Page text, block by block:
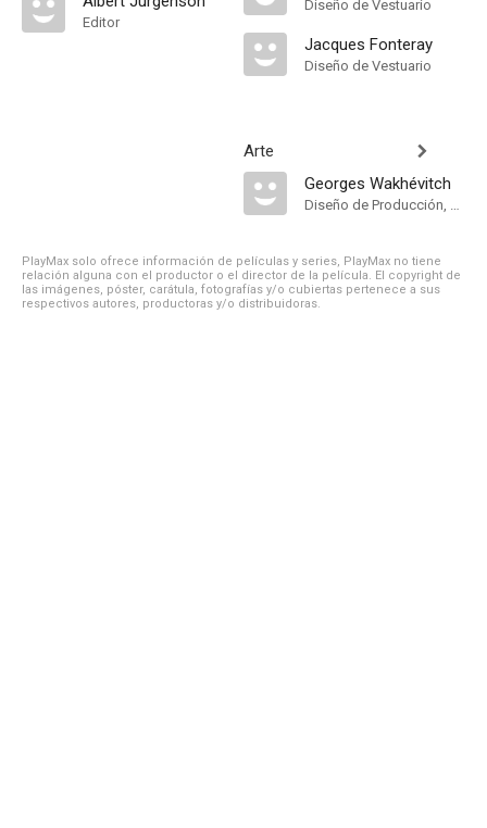
Editor
Diseño de Vestuario
Jacques Fonteray
Diseño de Vestuario
Arte
Georges Wakhévitch
Diseño de Producción, Decorados
PlayMax solo ofrece información de películas y series, PlayMax no tiene
relación alguna con el productor o el director de la película. El copyright de
las imágenes, póster, carátula, fotografías y/o cubiertas pertenece a sus
respectivos autores, productoras y/o distribuidoras.